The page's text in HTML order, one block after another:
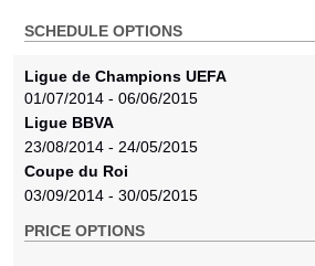
SCHEDULE OPTIONS
Ligue de Champions UEFA
01/07/2014 - 06/06/2015
Ligue BBVA
23/08/2014 - 24/05/2015
Coupe du Roi
03/09/2014 - 30/05/2015
PRICE OPTIONS